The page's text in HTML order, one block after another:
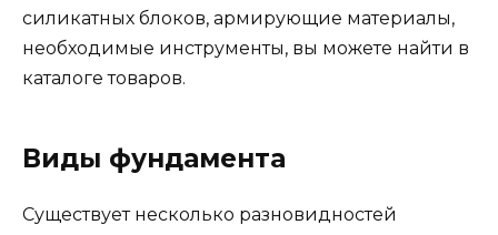
силикатных блоков, армирующие материалы,
необходимые инструменты, вы можете найти в
каталоге товаров.
Виды фундамента
Существует несколько разновидностей